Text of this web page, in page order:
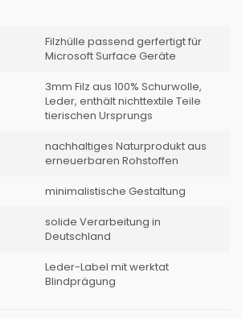
Filzhülle passend gerfertigt für
Microsoft Surface Geräte
3mm Filz aus 100% Schurwolle,
Leder, enthält nichttextile Teile
tierischen Ursprungs
nachhaltiges Naturprodukt aus
erneuerbaren Rohstoffen
minimalistische Gestaltung
solide Verarbeitung in
Deutschland
Leder-Label mit werktat
Blindprägung